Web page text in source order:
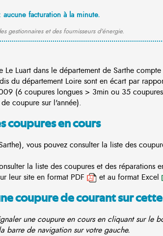
facturation à la minute.
gestionnaires et des fournisseurs d'énergie.
Le Luart dans le département de Sarthe
du département Loire sont en écart par
(6 coupures longues > 3min ou 35
coupure sur l'année).
coupures en cours
vous pouvez consulter la liste des
la liste des coupures et des réparations
leur site en format PDF
et au format Excel
coupure de courant sur
une coupure en cours en cliquant sur le
barre de navigation sur votre gauche.